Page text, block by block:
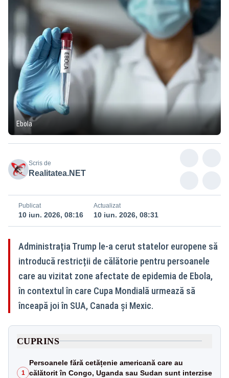
Ebola
Scris de
Realitatea.NET
Publicat
10 iun. 2026, 08:16
Actualizat
10 iun. 2026, 08:31
Administrația Trump le-a cerut statelor europene să
introducă restricții de călătorie pentru persoanele
care au vizitat zone afectate de epidemia de Ebola,
în contextul în care Cupa Mondială urmează să
înceapă joi în SUA, Canada și Mexic.
CUPRINS
1
Persoanele fără cetățenie americană care au
călătorit în Congo, Uganda sau Sudan sunt interzise